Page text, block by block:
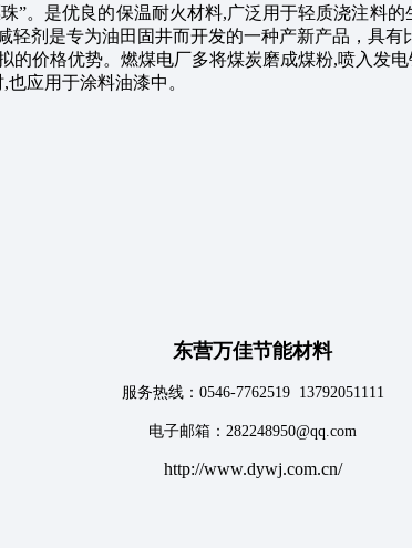
”。是优良的保温耐火材料,广泛用于轻质浇注料
剂是专为油田固井而开发的一种产新产品，具
价格优势。燃煤电厂多将煤炭磨成煤粉,喷入发
应用于涂料油漆中。
东营万佳节能材料
服务热线：0546-7762519 13792051111
电子邮箱：282248950@qq.com
http://www.dywj.com.cn/